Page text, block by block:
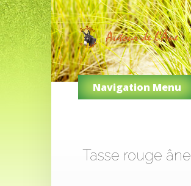
Navigation Menu
Tasse rouge âne